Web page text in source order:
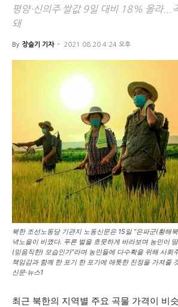
평양·신의주 쌀값 9일 대비 18% 올라...
돼
By 장슬기 기자 - 2021.08.20 4:24 오후
북한 조선노동당 기관지 노동신문은 15일 “은파군(황해
녁노을이 비꼈다. 푸른 벌을 흐뭇하게 바라보며 농민이
(믿음직한) 모습인가”라며 농민들에 다수확을 위해 사회
책임감과 함께 한 포기 한 포기에 애틋한 진정을 가져줄
신문·뉴스1
최근 북한의 지역별 주요 곡물 가격이 비